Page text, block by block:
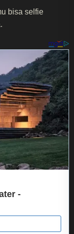
bisa selfie